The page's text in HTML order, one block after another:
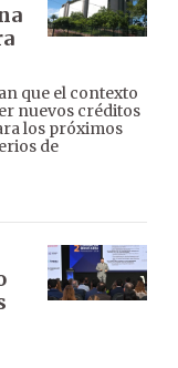
que el contexto
nuevos créditos
los próximos
de